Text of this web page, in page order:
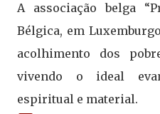
A associação belga
Bélgica, em
acolhimento dos
vivendo o ideal
espiritual e material.